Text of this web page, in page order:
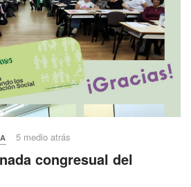
5 medio atrás
congresual del